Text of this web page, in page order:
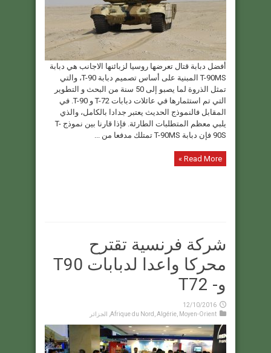
أفضل دبابة قتال تعرضها روسيا لزبائنها الاجانب هي دبابة
T-90MS المبنية على أساس تصميم دبابة T-90، والتي
تمثل الذروة لما يصبو إلى 50 سنة من البحث و التطوير
التي تم استثمارها في عائلات دبابات T-72 و T-90. في
المقابل فالنموذج الحديث يعتبر جدادا بالكامل، والذي
يلبي معظم المتطلبات الطارئة. فإذا قارنا بين نموذج T-
90S فإن دبابة T-90MS تمتلك مدفعا من ...
Read More »
شركة فرنسية تقترح
محركا واعدا لدبابات T90
و- T72
12/10/2016
Afrique du Nord Algérie Moyen-Orient الجزائر